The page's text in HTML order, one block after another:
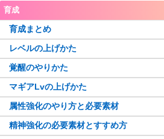
育成
育成まとめ
レベルの上げかた
覚醒のやりかた
マギアLvの上げかた
属性強化のやり方と必要素材
精神強化の必要素材とすすめ方